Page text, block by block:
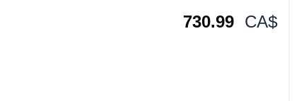
730.99 CA$